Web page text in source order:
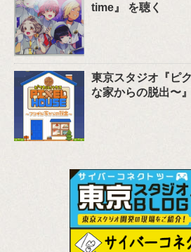
time』 を聴く
東京スタジオ『ピ
な家からの脱出〜